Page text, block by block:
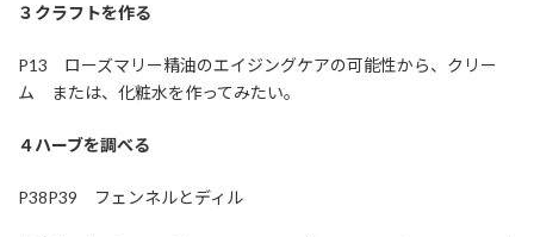
３クラフトを作る
P13 ローズマリー精油のエイジングケアの可能性から、クリー
ム または、化粧水を作ってみたい。
４ハーブを調べる
P38P39 フェンネルとディル